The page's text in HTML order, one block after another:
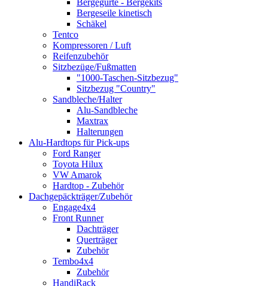
Bergegurte - Bergekits
Bergeseile kinetisch
Schäkel
Tentco
Kompressoren / Luft
Reifenzubehör
Sitzbezüge/Fußmatten
"1000-Taschen-Sitzbezug"
Sitzbezug "Country"
Sandbleche/Halter
Alu-Sandbleche
Maxtrax
Halterungen
Alu-Hardtops für Pick-ups
Ford Ranger
Toyota Hilux
VW Amarok
Hardtop - Zubehör
Dachgepäckträger/Zubehör
Engage4x4
Front Runner
Dachträger
Querträger
Zubehör
Tembo4x4
Zubehör
HandiRack